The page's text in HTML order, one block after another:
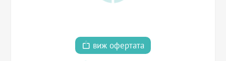
виж офертата